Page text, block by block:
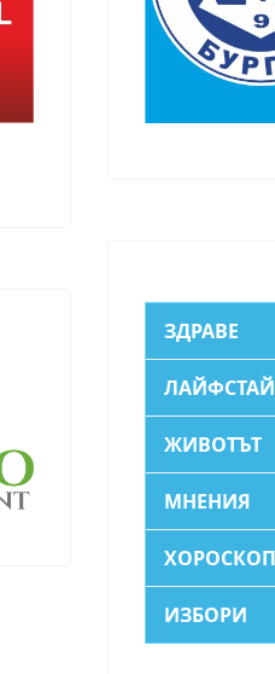
ЗДРАВЕ
ЖИВОТЪТ
МНЕНИЯ
ХОРОСКОП
ИЗБОРИ